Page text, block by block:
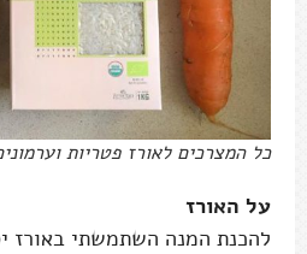
כל המצרכים לאורז פטריות
על האורז